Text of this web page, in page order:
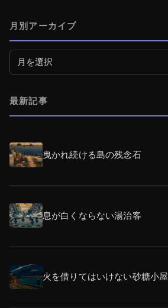
月別アーカイブ
月別アーカイブ
最新記事
曳かれ続ける島の残念石
息が白くならない湯治客
火を借りてはいけない砂糖小屋